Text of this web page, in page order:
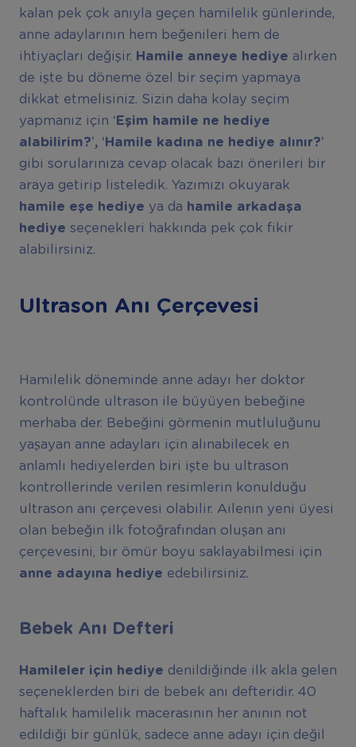
kalan pek çok anıyla geçen hamilelik günlerinde,
anne adaylarının hem beğenileri hem de
ihtiyaçları değişir. Hamile anneye hediye alırken
de işte bu döneme özel bir seçim yapmaya
dikkat etmelisiniz. Sizin daha kolay seçim
yapmanız için ‘ Eşim hamile ne hediye
alabilirim?’, ‘Hamile kadına ne hediye alınır?’
gibi sorularınıza cevap olacak bazı önerileri bir
araya getirip listeledik. Yazımızı okuyarak
hamile eşe hediye ya da hamile arkadaşa
hediye seçenekleri hakkında pek çok fikir
alabilirsiniz.
Ultrason Anı Çerçevesi
Hamilelik döneminde anne adayı her doktor
kontrolünde ultrason ile büyüyen bebeğine
merhaba der. Bebeğini görmenin mutluluğunu
yaşayan anne adayları için alınabilecek en
anlamlı hediyelerden biri işte bu ultrason
kontrollerinde verilen resimlerin konulduğu
ultrason anı çerçevesi olabilir. Ailenin yeni üyesi
olan bebeğin ilk fotoğrafından oluşan anı
çerçevesini, bir ömür boyu saklayabilmesi için
anne adayına hediye edebilirsiniz.
Bebek Anı Defteri
Hamileler için hediye denildiğinde ilk akla gelen
seçeneklerden biri de bebek anı defteridir. 40
haftalık hamilelik macerasının her anının not
edildiği bir günlük, sadece anne adayı için değil